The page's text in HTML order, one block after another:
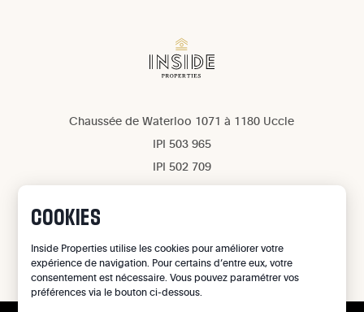
Chaussée de Waterloo 1071 à 1180 Uccle
IPI 503 965
IPI 502 709
Confidentialité
©2026Inside Properties - All rights reserved
COOKIES
Inside Properties utilise les cookies pour améliorer votre
expérience de navigation. Pour certains d’entre eux, votre
consentement est nécessaire. Vous pouvez paramétrer vos
préférences via le bouton ci-dessous.